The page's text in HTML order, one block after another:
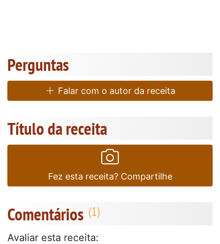
Perguntas
Falar com o autor da receita
Título da receita
Fez esta receita? Compartilhe
Comentários
Avaliar esta receita: